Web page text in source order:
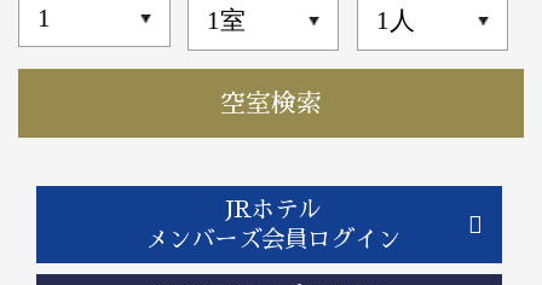
JRホテル
メンバーズ会員ログイン